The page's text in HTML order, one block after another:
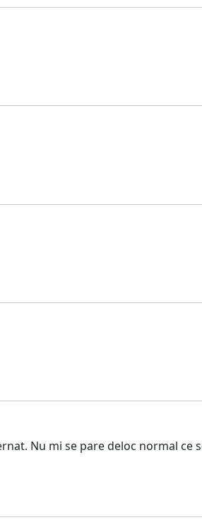
Nu mi se pare deloc normal ce